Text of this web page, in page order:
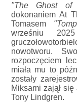
"The Ghost of
dokonaniem At
Tomasem
wrześniu
nowotworu.
rozpoczęciem
miała mu to
zostały
Miksami zajął
Tony Lindgren.